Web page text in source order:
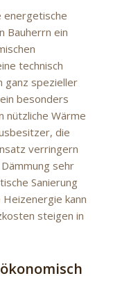
energetische
Bauherrn ein
technisch
ganz spezieller
besonders
nützliche Wärme
die
verringern
sehr
Sanierung
kann
steigen in